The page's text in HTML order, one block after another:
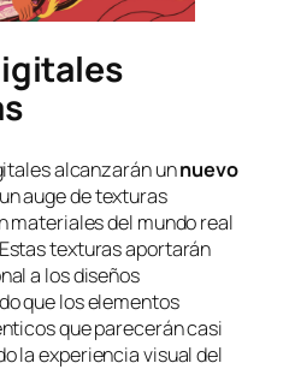
alcanzarán unnuevo
auge de texturas
materiales del mundo real
texturas aportarán
a los diseños
que los elementos
que parecerán casi
la experiencia visual del